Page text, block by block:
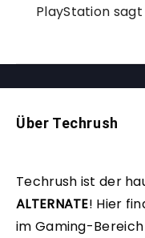
PlayStation
Über Techrush
Techrush ist der
ALTERNATE! Hier
im Gaming-